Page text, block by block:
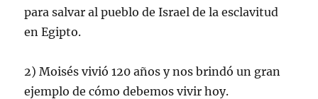
para salvar al pueblo de Israel de la esclavitud
en Egipto.
2) Moisés vivió 120 años y nos brindó un gran
ejemplo de cómo debemos vivir hoy.